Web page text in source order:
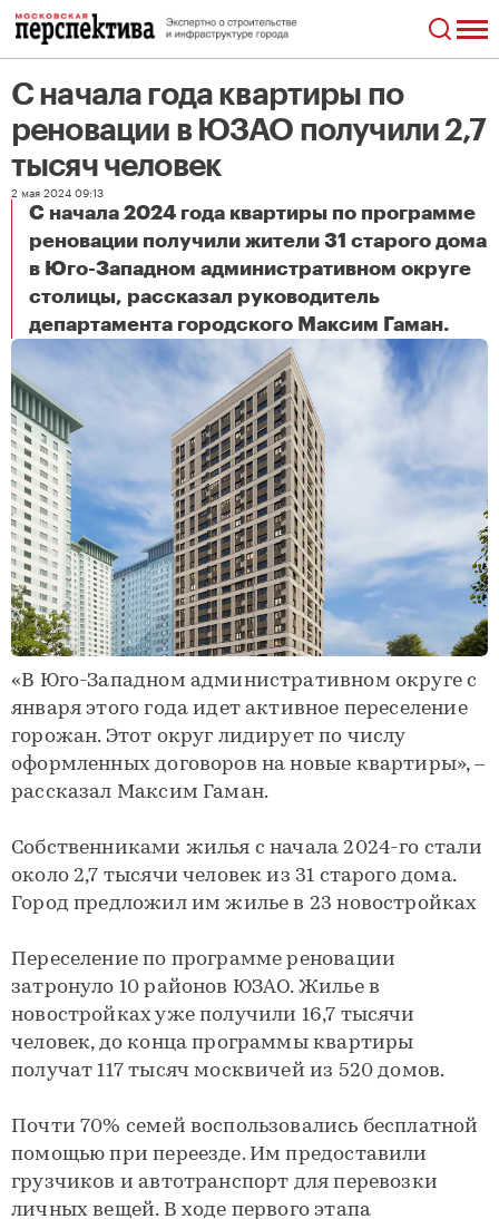
С начала года квартиры по
реновации в ЮЗАО получили 2,7
тысяч человек
2 мая 2024 09:13
С начала 2024 года квартиры по программе
реновации получили жители 31 старого дома
в Юго-Западном административном округе
столицы, рассказал руководитель
департамента городского Максим Гаман.
«В Юго-Западном административном округе с
января этого года идет активное переселение
горожан. Этот округ лидирует по числу
оформленных договоров на новые квартиры», –
рассказал Максим Гаман.
Собственниками жилья с начала 2024-го стали
около 2,7 тысячи человек из 31 старого дома.
Город предложил им жилье в 23 новостройках
Переселение по программе реновации
затронуло 10 районов ЮЗАО. Жилье в
новостройках уже получили 16,7 тысячи
человек, до конца программы квартиры
получат 117 тысяч москвичей из 520 домов.
Почти 70% семей воспользовались бесплатной
помощью при переезде. Им предоставили
грузчиков и автотранспорт для перевозки
личных вещей. В ходе первого этапа